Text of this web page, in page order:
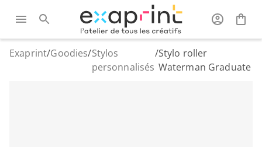
Exaprint/Goodies/Stylos
personnalisés
/Stylo roller
Waterman Graduate